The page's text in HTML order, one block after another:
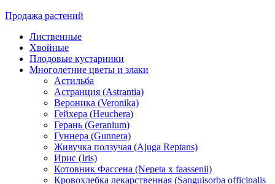
Продажа растений
Лиственные
Хвойные
Плодовые кустарники
Многолетние цветы и злаки
Астильба
Астранция (Astrantia)
Вероника (Veronika)
Гейхера (Heuchera)
Герань (Geranium)
Гуннера (Gunnera)
Живучка ползучая (Ajuga Reptans)
Ирис (Iris)
Котовник Фассена (Nepeta x faassenii)
Кровохлебка лекарственная (Sanguisorba officinalis